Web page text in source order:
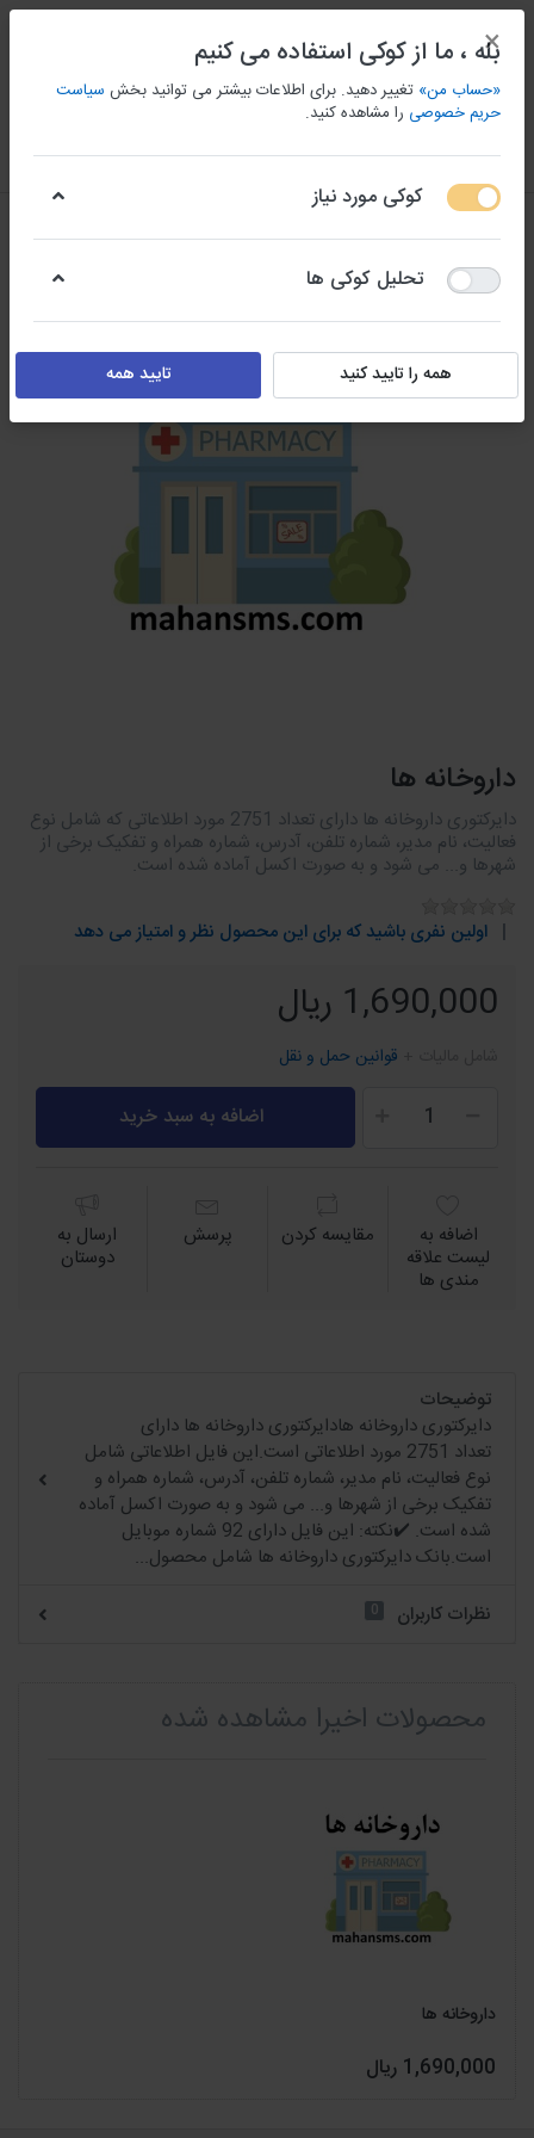
منو ورود/ثبت نام مقايسه كردن علاقه مندی سبد
داروخانه ها
دایرکتوری داروخانه ها دارای تعداد 2751 مورد اطلاعاتی که شامل نوع
فعالیت، نام مدیر، شماره تلفن، آدرس، شماره همراه و تفکیک برخی از
شهرها و... می شود و به صورت اکسل آماده شده است.
اولین نفری باشید که برای این محصول نظر و امتیاز می دهد
1,690,000 ریال
قوانین حمل و نقل
اضافه به سبد خرید
اضافه به
لیست علاقه
مندی ها
مقايسه كردن پرسش ارسال به
دوستان
توضیحات
دایرکتوری داروخانه هادایرکتوری داروخانه ها دارای
تعداد 2751 مورد اطلاعاتی است.این فایل اطلاعاتی شامل
نوع فعالیت، نام مدیر، شماره تلفن، آدرس، شماره همراه و
تفکیک برخی از شهرها و... می شود و به صورت اکسل آماده
شده است. ✔️نکته: این فایل دارای 92 شماره موبایل
است.بانک دایرکتوری داروخانه ها شامل محصول...
نظرات کاربران
0
محصولات اخیرا مشاهده شده
داروخانه ها
1,690,000 ریال
×
بله ، ما از کوکی استفاده می کنیم
«حساب من» تغییر دهید. برای اطلاعات بیشتر می توانید بخش سیاست
حریم خصوصی را مشاهده کنید.
کوکی مورد نیاز
تحلیل کوکی ها
همه را تایید کنید تایید همه